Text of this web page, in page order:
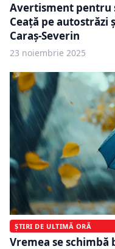
Avertisment
Ceață pe autostrăzi
Caraş-Severin
23 noiembrie 2025
ȘTIRI DE ULTIMĂ ORĂ
Vremea se schimbă